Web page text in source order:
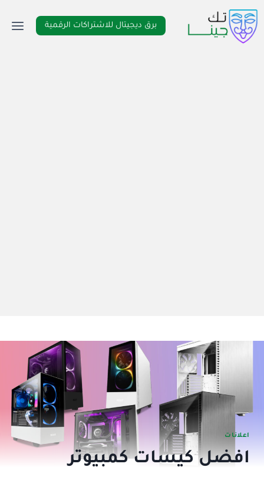
التجاوز
إلى
المحتوى
برق ديجيتال للاشتراكات الرقمية
اعلانات
افضل كيسات كمبيوتر